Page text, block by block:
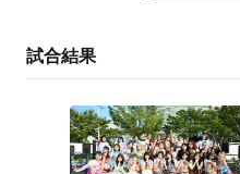
試合結果